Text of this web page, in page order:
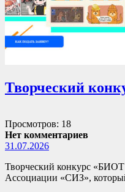
Творческий
Просмотров: 18
Нет комментариев
31.07.2026
Творческий конкурс
Ассоциации «СИЗ»,